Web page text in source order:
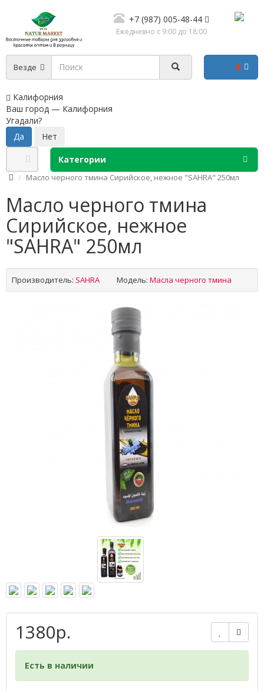
+7 (987) 005-48-44
Ежедневно с 9:00 до 18:00
Везде
Калифорния
Ваш город — Калифорния
Угадали?
0
Категории
Масло черного тмина Сирийское, нежное "SAHRA" 250мл
Масло черного тмина
Сирийское, нежное
"SAHRA" 250мл
Производитель: SAHRA Модель: Масла черного тмина
1380р.
Есть в наличии